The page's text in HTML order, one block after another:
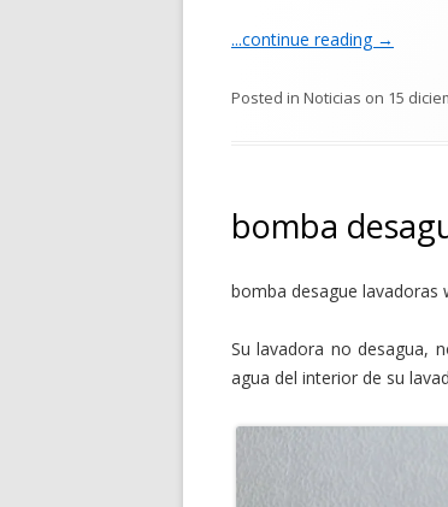
...continue reading →
Posted in Noticias on 15
bomba
bomba desague lavadoras
Su lavadora no desagua,
agua del interior de su